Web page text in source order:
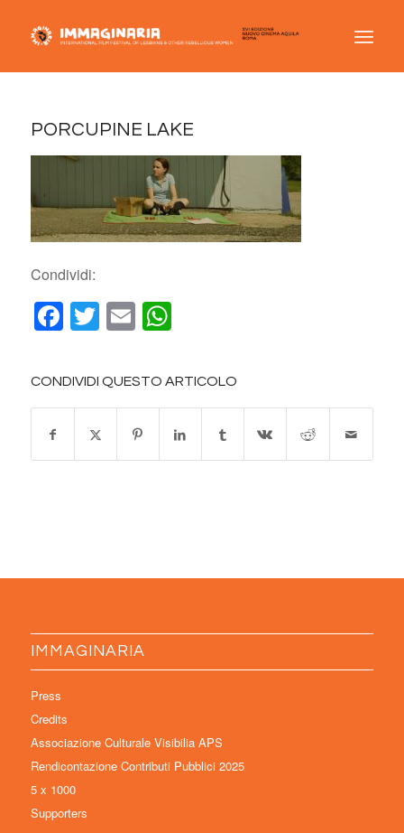
PORCUPINE LAKE
Condividi:
Facebook
Twitter
EmailWhatsApp
CONDIVIDI QUESTO ARTICOLO
IMMAGINARIA
Press
Credits
Associazione Culturale Visibilia APS
Rendicontazione Contributi Pubblici 2025
5 x 1000
Supporters